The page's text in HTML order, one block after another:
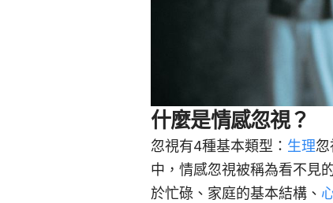
什麼是情感忽視？
忽視有4種基本類型： 生理忽
中，情感忽視被稱為看不見
於忙碌、家庭的基本結構、